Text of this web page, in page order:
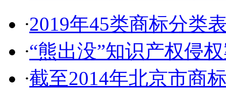
·2019年45类商标分类
·“熊出没”知识产权侵
·截至2014年北京市商